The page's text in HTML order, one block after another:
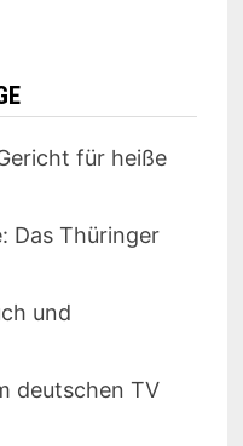
für heiße
Das Thüringer
und
deutschen TV